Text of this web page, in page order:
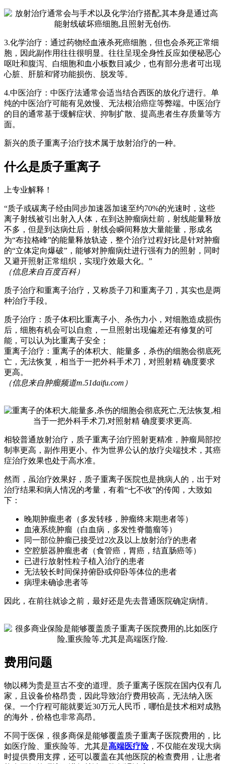
3.化学治疗：通过药物经血液杀死癌细胞，但也会杀死正常细
胞，因此副作用往往很明显。往往呈现全身性反应如便秘恶心
呕吐和腹泻、白细胞和血小板数目减少，也有部分患者可出现
心脏、肝脏和肾功能损伤、脱发等。
4.中医治疗：中医疗法通常会适当结合西医的放化疗进行。单
纯的中医治疗可能有见效慢、无法根治癌症等弊端。中医治疗
的目的通常基于缓解症状、抑制扩散、提高患者生存质量等方
面。
新兴的质子重离子治疗技术属于放射治疗的一种。
什么是质子重离子
上专业解释！
“质子或碳离子经由同步加速器加速至约70%的光速时，这些
离子射线被引出射入人体，在到达肿瘤病灶前，射线能量释放
不多，但是到达病灶后，射线会瞬间释放大量能量，形成名
为“布拉格峰”的能量释放轨迹，整个治疗过程好比是针对肿瘤
的“立体定向爆破”，能够对肿瘤病灶进行强有力的照射，同时
又避开照射正常组织，实现疗效最大化。”
（信息来自百度百科）
质子治疗和重离子治疗，又称质子刀和重离子刀，其实也是两
种治疗手段。
质子治疗：质子体积比重离子小、杀伤力小，对细胞造成损伤
后，细胞有机会可以自愈，一旦照射出现偏差还有修复的可
能，可以认为比重离子安全；
重离子治疗：重离子的体积大、能量多，杀伤的细胞会彻底死
亡，无法恢复，相当于一把外科手术刀，对照射精 确度要求
更高。
（信息来自肿瘤频道m.51daifu.com）
相较普通放射治疗，质子重离子治疗照射更精准，肿瘤局部控
制率更高，副作用更小。作为世界公认的放疗尖端技术，其癌
症治疗效果也处于高水准。
然而，虽治疗效果好，质子重离子医院也是挑病人的，出于对
治疗结果和病人情况的考量，有着“七不收”的传闻，大致如
下：
晚期肿瘤患者（多发转移，肿瘤终末期患者等）
血液系统肿瘤（白血病，多发性脊髓瘤等）
同一部位肿瘤已接受过2次及以上放射治疗的患者
空腔脏器肿瘤患者（食管癌，胃癌，结直肠癌等）
已进行放射性粒子植入治疗的患者
无法较长时间保持俯卧或仰卧等体位的患者
病理未确诊患者等
因此，在前往就诊之前，最好还是先去普通医院确定病情。
费用问题
物以稀为贵是亘古不变的道理。质子重离子医院在国内仅有几
家，且设备价格昂贵，因此导致治疗费用较高，无法纳入医
保。一个疗程可能就要近30万元人民币，哪怕是技术相对成熟
的海外，价格也非常高昂。
不同于医保，很多商保是能够覆盖质子重离子医院费用的，比
如医疗险、重疾险等。尤其是高端医疗险，不仅能在发现大病
时提供费用支撑，还可以覆盖在其他医院的检查费用，让患者